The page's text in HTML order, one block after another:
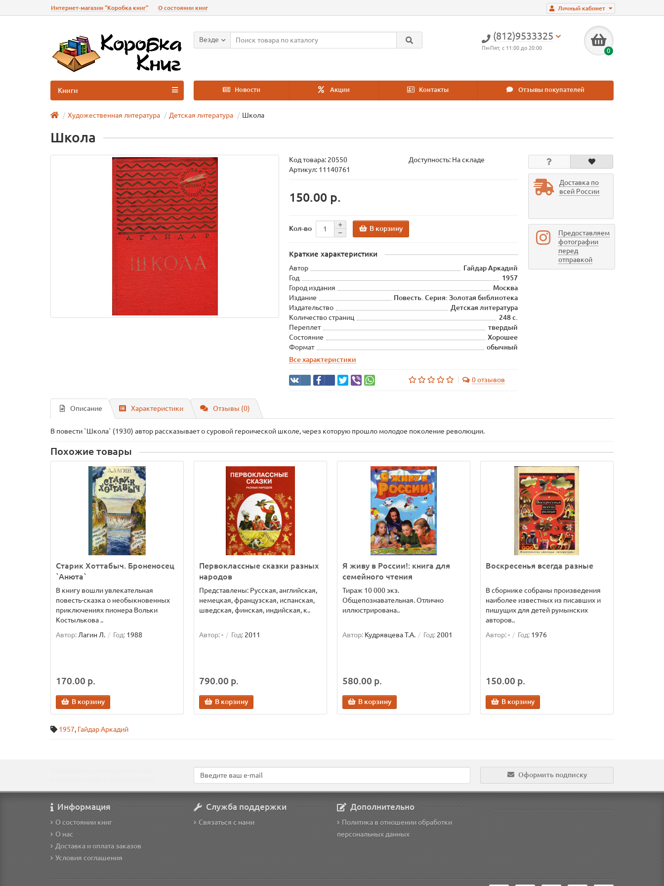
Личный кабинет
Интернет-магазин "Коробка книг" О состоянии книг
(812)9533325
Пн-Пят, с 11:00 до 20:00 0
Везде
Новости Акции Контакты Отзывы покупателей
Книги
Художественная литература Детская литература Школа
Школа
Код товара: 20550
Доступность: На складе
Артикул: 11140761
150.00 р.
Кол-во В корзину
Краткие характеристики
Автор
Гайдар Аркадий
Год
1957
Город издания
Москва
Издание
Повесть. Серия: Золотая библиотека
Издательство
Детская литература
Количество страниц
248 с.
Переплет
твердый
Состояние
Хорошее
Формат
обычный
Все характеристики
0 отзывов
Доставка по
всей России
Предоставляем
фотографии
перед
отправкой
Описание Характеристики Отзывы (0)
В повести `Школа` (1930) автор рассказывает о суровой героической школе, через которую прошло молодое поколение революции.
Похожие товары
Старик Хоттабыч. Броненосец
`Анюта`
В книгу вошли увлекательная
повесть-сказка о необыкновенных
приключениях пионера Вольки
Костылькова ..
Автор: Лагин Л. Год: 1988
170.00 р.
В корзину
Первоклассные сказки разных
народов
Представлены: Русская, английская,
немецкая, французская, испанская,
шведская, финская, индийская, к..
Автор:- Год: 2011
790.00 р.
В корзину
Я живу в России!: книга для
семейного чтения
Тираж 10 000 экз.
Общепознавательная. Отлично
иллюстрирована..
Автор: Кудрявцева Т.А. Год: 2001
580.00 р.
В корзину
Воскресенья всегда разные
В сборнике собраны произведения
наиболее известных из писавших и
пишущих для детей румынских
авторов..
Автор:- Год: 1976
150.00 р.
В корзину
1957, Гайдар Аркадий
Оформить подписку
Информация
О состоянии книг
О нас
Доставка и оплата заказов
Условия соглашения
Служба поддержки
Связаться с нами
Дополнительно
Политика в отношении обработки
персональных данных